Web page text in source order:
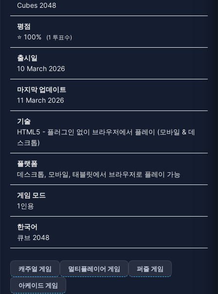
Cubes 2048
평점
⭐ 100%
(1 투표수)
출시일
10 March 2026
마지막 업데이트
11 March 2026
기술
HTML5 - 플러그인 없이 브라우저에서 플레이 (모바일 & 데
스크톱)
플랫폼
데스크톱, 모바일, 태블릿에서 브라우저로 플레이 가능
게임 모드
1인용
한국어
큐브 2048
캐주얼 게임 멀티플레이어 게임 퍼즐 게임
아케이드 게임